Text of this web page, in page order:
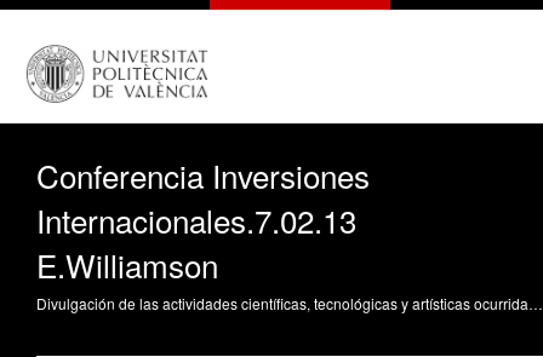
Conferencia Inversiones
Internacionales.7.02.13
E.Williamson
Divulgación de las actividades científicas, tecnológicas y artísticas ocurridas en los tres campus de la UPV